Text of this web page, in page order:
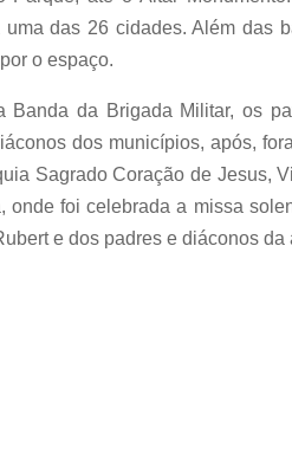
das 26 cidades. Além das
o espaço.
da Brigada Militar, os
dos municípios, após,
Sagrado Coração de Jesus,
foi celebrada a missa
e dos padres e diáconos da